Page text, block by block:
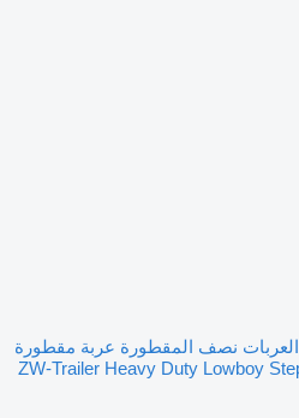
العربات نصف المقطورة عربة مقطورة